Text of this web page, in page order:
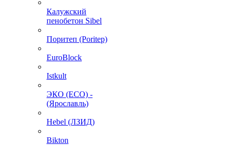
Калужский
пенобетон Sibel
Поритеп (Poritep)
EuroBlock
Istkult
ЭКО (ECO) -
(Ярославль)
Hebel (ЛЗИД)
Bikton